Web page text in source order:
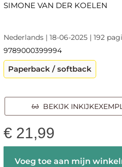
SIMONE VAN DER KOELEN
Nederlands | 18-06-2025 | 192
9789000399994
Paperback / softback
BEKIJK
€ 21,99
Voeg toe aan mijn